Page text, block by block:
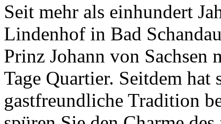
Seit mehr als einhundert
Lindenhof in Bad
Prinz Johann von Sachsen
Tage Quartier. Seitdem hat
gastfreundliche Tradition